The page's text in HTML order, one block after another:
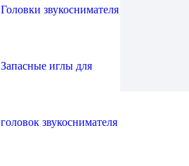
Головки звукоснимателя
Запасные иглы для
головок звукоснимателя